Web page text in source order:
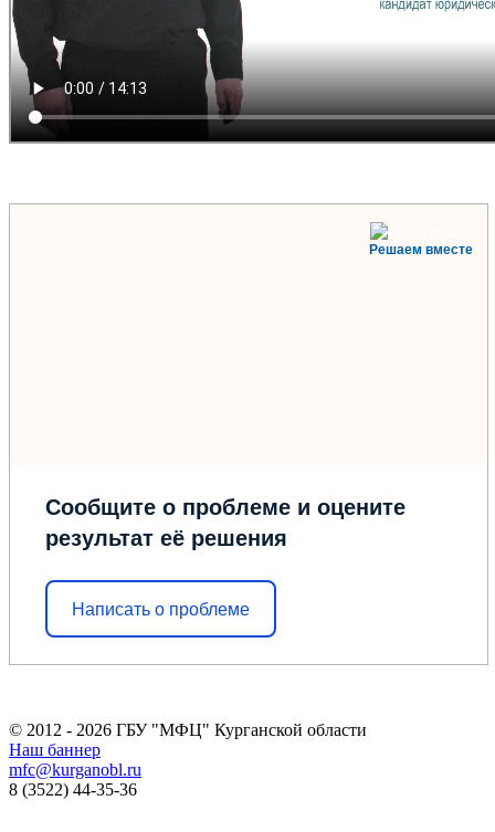
Решаем вместе
Сообщите о проблеме и оцените
результат её решения
Написать о проблеме
© 2012 - 2026 ГБУ "МФЦ" Курганской области
Наш баннер
mfc@kurganobl.ru
8 (3522) 44-35-36